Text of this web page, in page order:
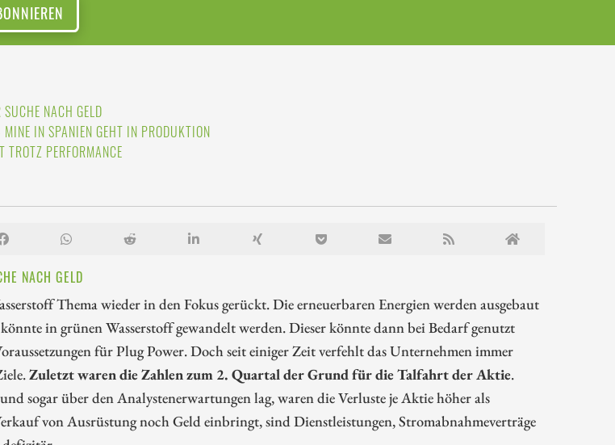
NACH GELD
IN SPANIEN GEHT IN PRODUKTION
TROTZ PERFORMANCE
NACH GELD
Thema wieder in den Fokus gerückt. Die erneuerbaren Energien werden ausgebaut
in grünen Wasserstoff gewandelt werden. Dieser könnte dann bei Bedarf genutzt
für Plug Power. Doch seit einiger Zeit verfehlt das Unternehmen immer
Zuletzt waren die Zahlen zum 2. Quartal der Grund für die Talfahrt der Aktie.
sogar über den Analystenerwartungen lag, waren die Verluste je Aktie höher als
von Ausrüstung noch Geld einbringt, sind Dienstleistungen, Stromabnahmeverträge